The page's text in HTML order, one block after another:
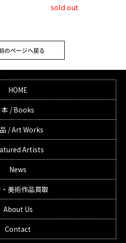
sold out
のページへ戻る
HOME
本 / Books
/ Art Works
Artists
News
美術作品買取
About Us
Contact